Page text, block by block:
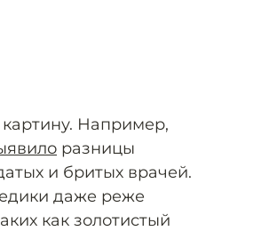
Например,
разницы
и бритых врачей.
даже реже
как золотистый